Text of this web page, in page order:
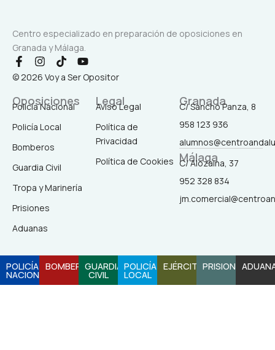
Centro especializado en preparación de oposiciones en
Granada y Málaga.
F
a
c
b
o
o
-
I
n
s
a
g
r
m
T
i
k
o
k
Y
o
u
© 2026 Voy a Ser Opositor
Oposiciones
Policía Nacional
Policía Local
Bomberos
Guardia Civil
Tropa y Marinería
Prisiones
Aduanas
Legal
Aviso Legal
Política de
Privacidad
Política de Cookies
Granada
C/ Sancho Panza, 8
958 123 936
Málaga
C/ Alozaina, 37
952 328 834
POLICÍA
NACIONAL
BOMBEROSGUARDIA
CIVIL
POLICÍA
LOCAL
EJÉRCITOPRISIONES